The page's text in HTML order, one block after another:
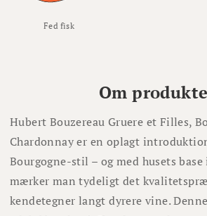
Fed fisk
Om
Hubert Bouzereau Gruere et Filles,
Chardonnay er en oplagt
Bourgogne-stil – og med husets
mærker man tydeligt det
kendetegner langt dyrere vine.